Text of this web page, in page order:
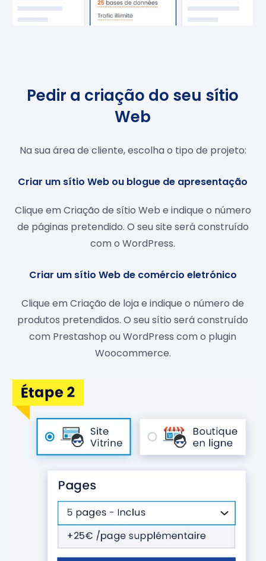
Pedir a criação do seu sítio
Web
Na sua área de cliente, escolha o tipo de projeto:
Criar um sítio Web ou blogue de apresentação
Clique em Criação de sítio Web e indique o número
de páginas pretendido. O seu site será construído
com o WordPress.
Criar um sítio Web de comércio eletrónico
Clique em Criação de loja e indique o número de
produtos pretendidos. O seu sítio será construído
com Prestashop ou WordPress com o plugin
Woocommerce.